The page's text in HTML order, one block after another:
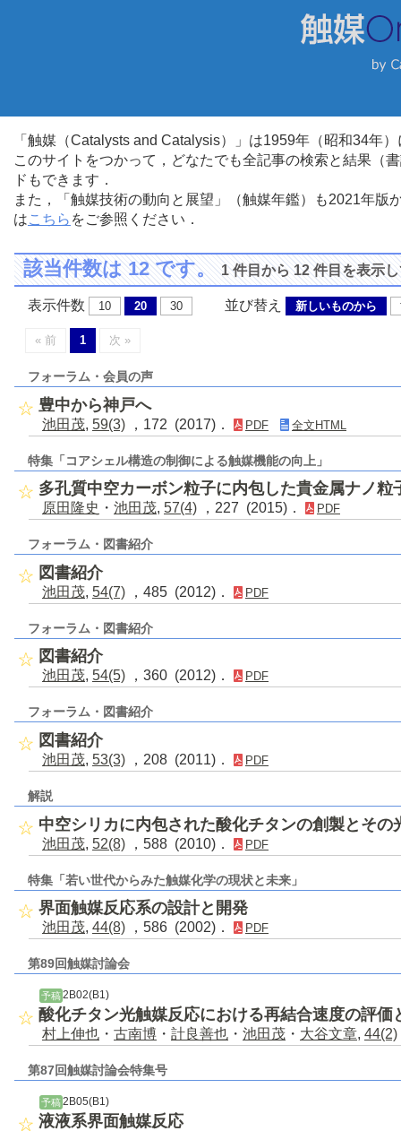
「触媒（Catalysts and Catalysis）」は1959年（昭和34年
このサイトをつかって，どなたでも全記事の検索と結果（
ドもできます．
また，「触媒技術の動向と展望」（触媒年鑑）も2021年
はこちら をご参照ください．
該当件数は 12 です。1 件目から 12 件目を表示
表示件数 10 20 30 並び替え 新しいものから
« 前 1 次 »
フォーラム・会員の声
豊中から神戸へ
池田茂, 59(3) ，172 (2017)． PDF 全文HTML
特集「コアシェル構造の制御による触媒機能の向上」
多孔質中空カーボン粒子に内包した貴金属ナノ粒
原田隆史 ・ 池田茂, 57(4) ，227 (2015)． PDF
フォーラム・図書紹介
図書紹介
池田茂, 54(7) ，485 (2012)． PDF
フォーラム・図書紹介
図書紹介
池田茂, 54(5) ，360 (2012)． PDF
フォーラム・図書紹介
図書紹介
池田茂, 53(3) ，208 (2011)． PDF
解説
中空シリカに内包された酸化チタンの創製とその
池田茂, 52(8) ，588 (2010)． PDF
特集「若い世代からみた触媒化学の現状と未来」
界面触媒反応系の設計と開発
池田茂, 44(8) ，586 (2002)． PDF
第89回触媒討論会
予稿2B02(B1)
酸化チタン光触媒反応における再結合速度の評価
村上伸也 ・ 古南博 ・ 計良善也 ・ 池田茂 ・ 大谷文章, 44(2)
第87回触媒討論会特集号
予稿2B05(B1)
液液系界面触媒反応